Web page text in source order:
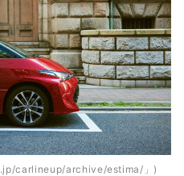
carlineup/archive/estima/」)